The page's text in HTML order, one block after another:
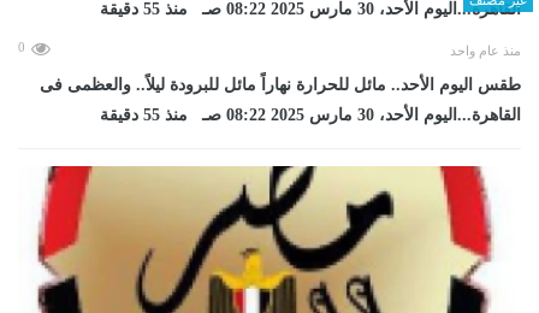
منذ عام واحد 0
طقس اليوم الأحد.. مائل للحرارة نهاراً مائل للبرودة ليلاً.. والعظمى فى
القاهرة...اليوم الأحد، 30 مارس 2025 08:22 صـ منذ 55 دقيقة